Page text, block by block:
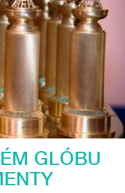
GLÓBU